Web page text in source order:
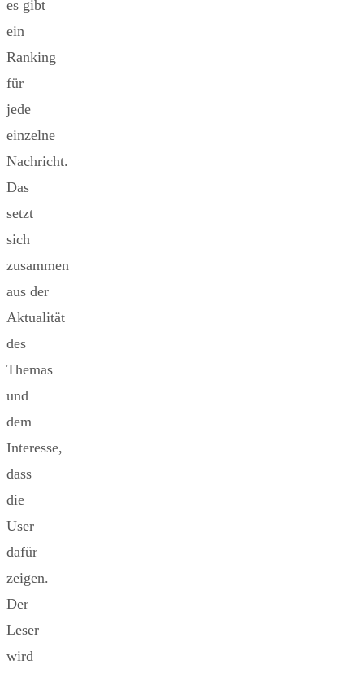
es gibt
ein
Ranking
für
jede
einzelne
Nachricht.
Das
setzt
sich
zusammen
aus der
Aktualität
des
Themas
und
dem
Interesse,
dass
die
User
dafür
zeigen.
Der
Leser
wird